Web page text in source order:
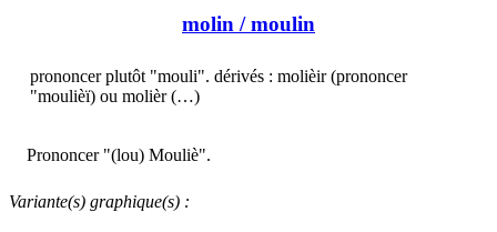
molin / moulin
prononcer plutôt "mouli". dérivés : molièir (prononcer
"moulièï) ou molièr (…)
Prononcer "(lou) Mouliè".
Variante(s) graphique(s) :